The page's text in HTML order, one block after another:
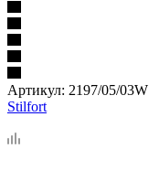
Артикул: 2197/05/03W
Stilfort